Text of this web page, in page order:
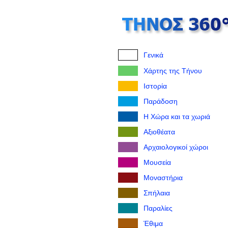
Γενικά
Χάρτης της Τήνου
Ιστορία
Παράδοση
Η Χώρα και τα χωριά
Αξιοθέατα
Αρχαιολογικοί χώροι
Μουσεία
Μοναστήρια
Σπήλαια
Παραλίες
Έθιμα